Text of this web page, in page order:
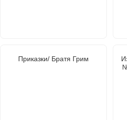
Приказки/ Братя Грим